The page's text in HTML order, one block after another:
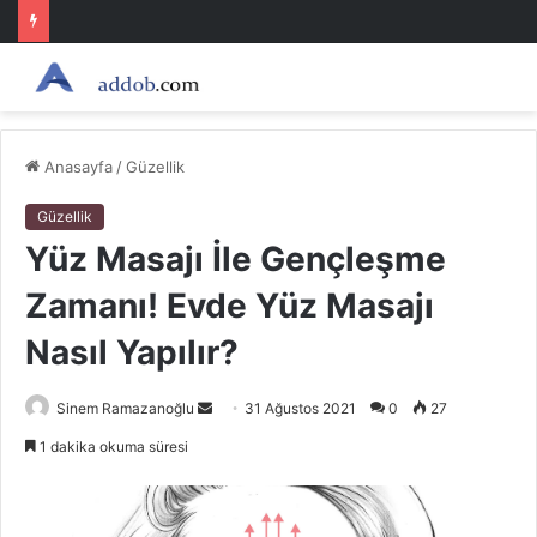
Anasayfa /Güzellik
Güzellik
Yüz Masajı İle Gençleşme
Zamanı! Evde Yüz Masajı
Nasıl Yapılır?
Sinem Ramazanoğlu
Bir
göndermek
31 Ağustos 2021 0 27
1 dakika okuma süresi